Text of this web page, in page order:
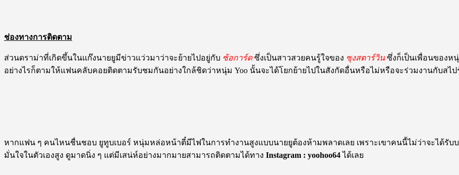
ช่องทางการติดตาม
ส่วนดราม่าที่เกิดขึ้นในแก๊งนายยูมีข่าวแว่วมาว่าจะย้ายไปอยู่กับ ซ้อการ์ดซึ่งเป็นสาวสวยคนรู้ใจของ ซุงสตาร์วิน ซึ่งก็เป็นเพื่อนของห
อย่างไรก็ตามให้แฟนคลับคอยติดตามรับชมกันอย่างใกล้ชิดว่าหนุ่ม Yoo นั้นจะได้โยกย้ายไปในสังกัดอื่นหรือไม่หรือจะร่วมงานกับสไป
หากแฟน ๆ คนไหนชื่นชอบ ยูทูบเบอร์ หนุ่มหล่อหน้าตี๋มีไฟในการทำงานสูงแบบนายยูต้องห้ามพลาดเลย เพราะเขาคนนี้ไม่ว่าจะได้รั
มั่นใจในตัวเองสูง ดูมาดนิ่ง ๆ แต่มีเสน่ห์อย่างมากมายสามารถติดตามได้ทาง Instagram : yoohoo64ได้เลย